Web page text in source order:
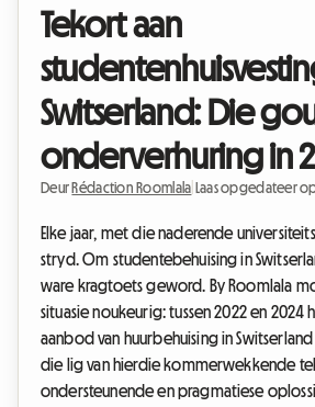
Tekort aan
Switserland: Die
onderverhuring in
Deur Rédaction Roomlala Laas opgedateer
Elke jaar, met die naderende
stryd. Om studentebehuising in
ware kragtoets geword. By Roomlala
situasie noukeurig: tussen 2022 en 2024
aanbod van huurbehuising in
die lig van hierdie kommerwekkende
ondersteunende en pragmatiese